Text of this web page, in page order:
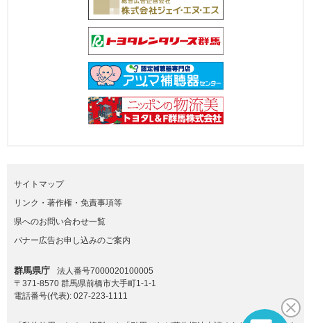
サイトマップ
リンク・著作権・免責事項等
県へのお問い合わせ一覧
バナー広告お申し込みのご案内
群馬県庁
法人番号7000020100005
〒371-8570 群馬県前橋市大手町1-1-1
電話番号(代表): 027-223-1111